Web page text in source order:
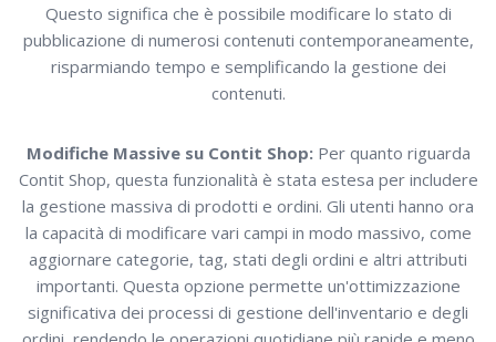
Questo significa che è possibile modificare lo stato di
pubblicazione di numerosi contenuti contemporaneamente,
risparmiando tempo e semplificando la gestione dei
contenuti.
Modifiche Massive su Contit Shop: Per quanto riguarda
Contit Shop, questa funzionalità è stata estesa per includere
la gestione massiva di prodotti e ordini. Gli utenti hanno ora
la capacità di modificare vari campi in modo massivo, come
aggiornare categorie, tag, stati degli ordini e altri attributi
importanti. Questa opzione permette un'ottimizzazione
significativa dei processi di gestione dell'inventario e degli